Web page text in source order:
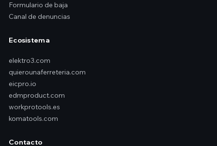
Formulario de baja
Canal de denuncias
Ecosistema
elektro3.com
quierounaferreteria.com
eicpro.io
edmproduct.com
workprotools.es
komatools.com
Contacto